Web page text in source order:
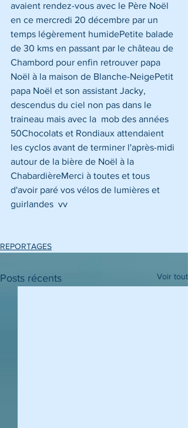
avaient rendez-vous avec le Père Noël
en ce mercredi 20 décembre par un
temps légèrement humidePetite balade
de 30 kms en passant par le château de
Chambord pour enfin retrouver papa
Noël à la maison de Blanche-NeigePetit
papa Noël et son assistant Jacky,
descendus du ciel non pas dans le
traineau mais avec la  mob des années
50Chocolats et Rondiaux attendaient
les cyclos avant de terminer l'après-midi
autour de la bière de Noël à la
ChabardièreMerci à toutes et tous
d'avoir paré vos vélos de lumières et
guirlandes  vv
REPORTAGES
Posts récents Voir tout